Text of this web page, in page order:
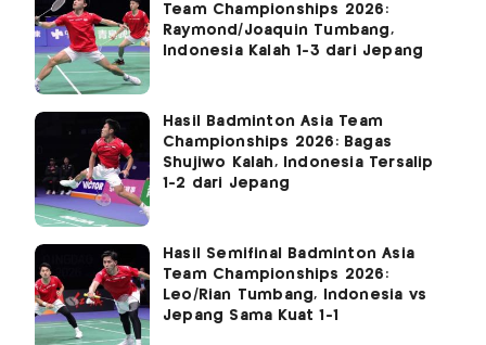
Team Championships 2026:
Raymond/Joaquin Tumbang,
Indonesia Kalah 1-3 dari Jepang
Hasil Badminton Asia Team
Championships 2026: Bagas
Shujiwo Kalah, Indonesia Tersalip
1-2 dari Jepang
Hasil Semifinal Badminton Asia
Team Championships 2026:
Leo/Rian Tumbang, Indonesia vs
Jepang Sama Kuat 1-1